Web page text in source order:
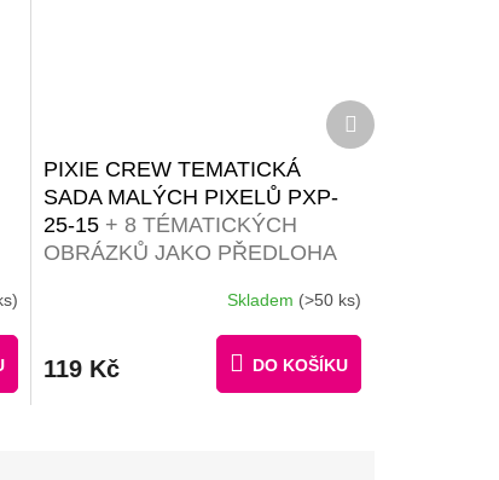
PIXIE CREW TEMATICKÁ
SADA MALÝCH PIXELŮ PXP-
25-15 + 8 TÉMATICKÝCH
OBRÁZKŮ JAKO PŘEDLOHA
je
Skladem (>50 ks)
119 Kč DO KOŠÍKU
Další
produkt